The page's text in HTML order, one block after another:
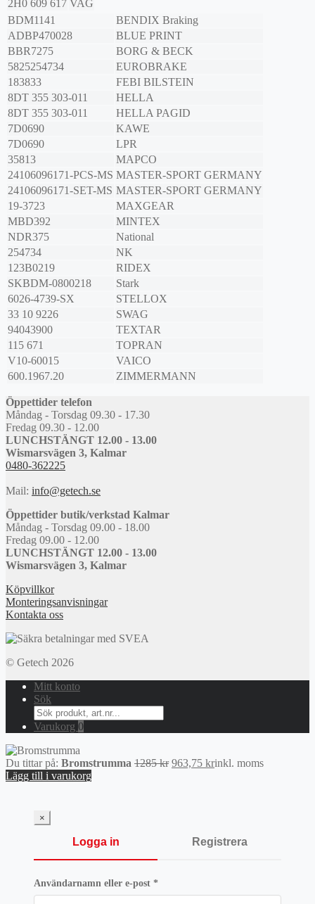
2H0 609 617 VAG
BDM1141
BENDIX Braking
ADBP470028
BLUE PRINT
BBR7275
BORG & BECK
5825254734
EUROBRAKE
183833
FEBI BILSTEIN
8DT 355 303-011
HELLA
8DT 355 303-011
HELLA PAGID
7D0690
KAWE
7D0690
LPR
35813
MAPCO
24106096171-PCS-MS MASTER-SPORT GERMANY
24106096171-SET-MS MASTER-SPORT GERMANY
19-3723
MAXGEAR
MBD392
MINTEX
NDR375
National
254734
NK
123B0219
RIDEX
SKBDM-0800218
Stark
6026-4739-SX
STELLOX
33 10 9226
SWAG
94043900
TEXTAR
115 671
TOPRAN
V10-60015
VAICO
600.1967.20
ZIMMERMANN
Öppettider telefon
Måndag - Torsdag 09.30 - 17.30
Fredag 09.30 - 12.00
LUNCHSTÄNGT 12.00 - 13.00
Wismarsvägen 3, Kalmar
0480-362225
Mail: info@getech.se
Öppettider butik/verkstad Kalmar
Måndag - Torsdag 09.00 - 18.00
Fredag 09.00 - 12.00
LUNCHSTÄNGT 12.00 - 13.00
Wismarsvägen 3, Kalmar
Köpvillkor
Monteringsanvisningar
Kontakta oss
© Getech 2026
Mitt konto
Sök
Search
for:
Varukorg 0
Du tittar på: Bromstrumma 1285kr Det
963,75 krDet
inkl. moms
Lägg till i varukorg
×
Logga in Registrera
Användarnamn eller e-post *Obligatoriskt